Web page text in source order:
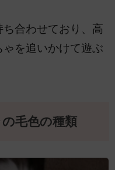
合わせており、高
を追いかけて遊ぶ
毛色の種類